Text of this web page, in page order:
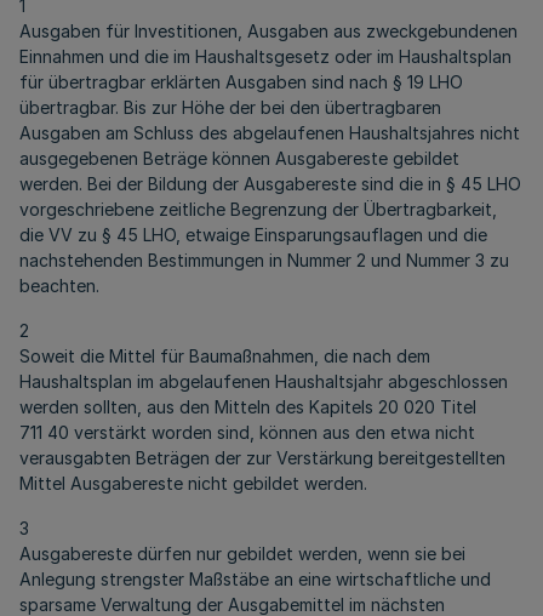
1
Ausgaben für Investitionen, Ausgaben aus zweckgebundenen
Einnahmen und die im Haushaltsgesetz oder im Haushaltsplan
für übertragbar erklärten Ausgaben sind nach § 19 LHO
übertragbar. Bis zur Höhe der bei den übertragbaren
Ausgaben am Schluss des abgelaufenen Haushaltsjahres nicht
ausgegebenen Beträge können Ausgabereste gebildet
werden. Bei der Bildung der Ausgabereste sind die in § 45 LHO
vorgeschriebene zeitliche Begrenzung der Übertragbarkeit,
die VV zu § 45 LHO, etwaige Einsparungsauflagen und die
nachstehenden Bestimmungen in Nummer 2 und Nummer 3 zu
beachten.
2
Soweit die Mittel für Baumaßnahmen, die nach dem
Haushaltsplan im abgelaufenen Haushaltsjahr abgeschlossen
werden sollten, aus den Mitteln des Kapitels 20 020 Titel
711 40 verstärkt worden sind, können aus den etwa nicht
verausgabten Beträgen der zur Verstärkung bereitgestellten
Mittel Ausgabereste nicht gebildet werden.
3
Ausgabereste dürfen nur gebildet werden, wenn sie bei
Anlegung strengster Maßstäbe an eine wirtschaftliche und
sparsame Verwaltung der Ausgabemittel im nächsten